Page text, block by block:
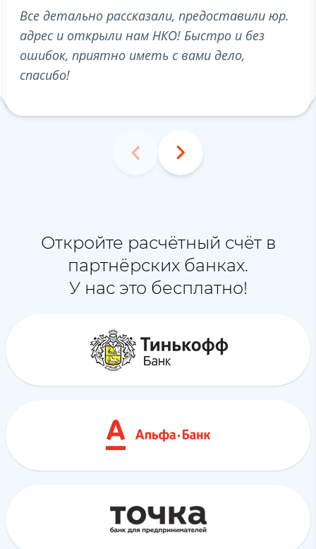
Все детально рассказали, предоставили юр.
адрес и открыли нам НКО! Быстро и без
ошибок, приятно иметь с вами дело,
спасибо!
Откройте расчётный счёт в
партнёрских банках.
У нас это бесплатно!